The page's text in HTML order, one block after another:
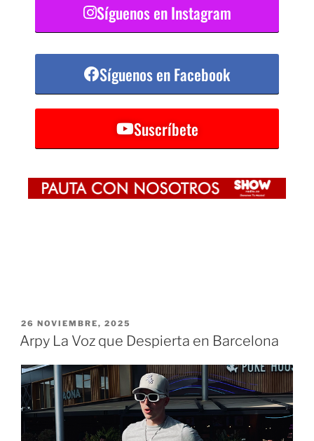
Síguenos en Instagram
Síguenos en Facebook
Suscríbete
26 NOVIEMBRE, 2025
Arpy La Voz que Despierta en Barcelona